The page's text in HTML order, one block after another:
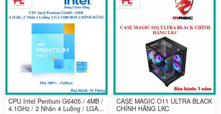
CPU Intel Pentium G6405 / 4MB /
4.1GHz / 2 Nhân 4 Luồng / LGA...
CASE MAGIC O11 ULTRA BLACK
CHÍNH HÃNG LKC